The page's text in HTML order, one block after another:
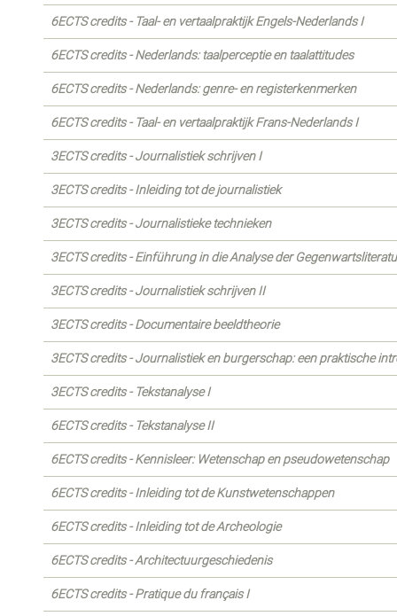
6ECTS credits - Taal- en vertaalpraktijk Engels-Nederlands I
6ECTS credits - Nederlands: taalperceptie en taalattitudes
6ECTS credits - Nederlands: genre- en registerkenmerken
6ECTS credits - Taal- en vertaalpraktijk Frans-Nederlands I
3ECTS credits - Journalistiek schrijven I
3ECTS credits - Inleiding tot de journalistiek
3ECTS credits - Journalistieke technieken
3ECTS credits - Einführung in die Analyse der
3ECTS credits - Journalistiek schrijven II
3ECTS credits - Documentaire beeldtheorie
3ECTS credits - Journalistiek en burgerschap: een praktische
3ECTS credits - Tekstanalyse I
6ECTS credits - Tekstanalyse II
6ECTS credits - Kennisleer: Wetenschap en pseudowetenschap
6ECTS credits - Inleiding tot de Kunstwetenschappen
6ECTS credits - Inleiding tot de Archeologie
6ECTS credits - Architectuurgeschiedenis
6ECTS credits - Pratique du français I